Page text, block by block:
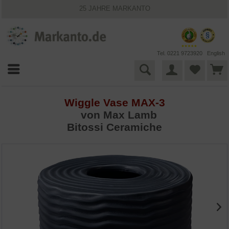
25 JAHRE MARKANTO
VIELFÄLTIGE ZAHLUNGSMÖGLICHKEITEN
Tel. 0221 9723920 English
Wiggle Vase MAX-3
von Max Lamb
Bitossi Ceramiche